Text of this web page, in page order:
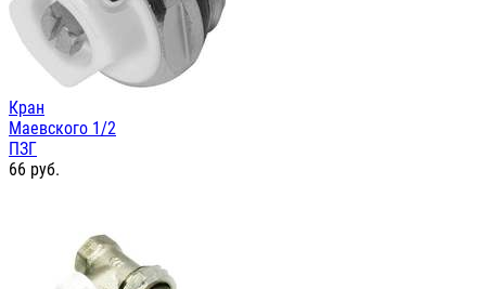
Кран
Маевского 1/2
ПЗГ
66 руб.